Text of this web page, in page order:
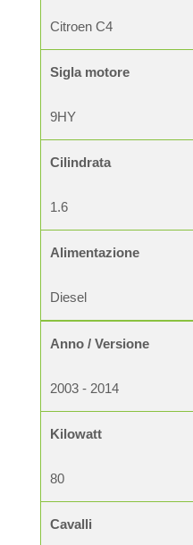
Citroen C4
Sigla motore
9HY
Cilindrata
1.6
Alimentazione
Diesel
Anno / Versione
2003 - 2014
Kilowatt
80
Cavalli